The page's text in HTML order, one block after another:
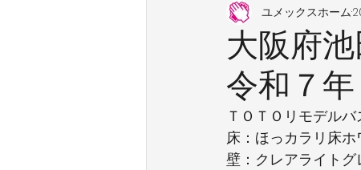
大阪府
令和７
ユメックスホーム
ＴＯＴＯリモデル
床：ほっカラリ床ホ
壁：クレアライト